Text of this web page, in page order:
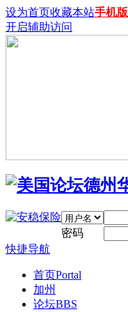
设为首页收藏本站手机版
开启辅助访问
密码
快捷导航
首页Portal
加州
论坛BBS